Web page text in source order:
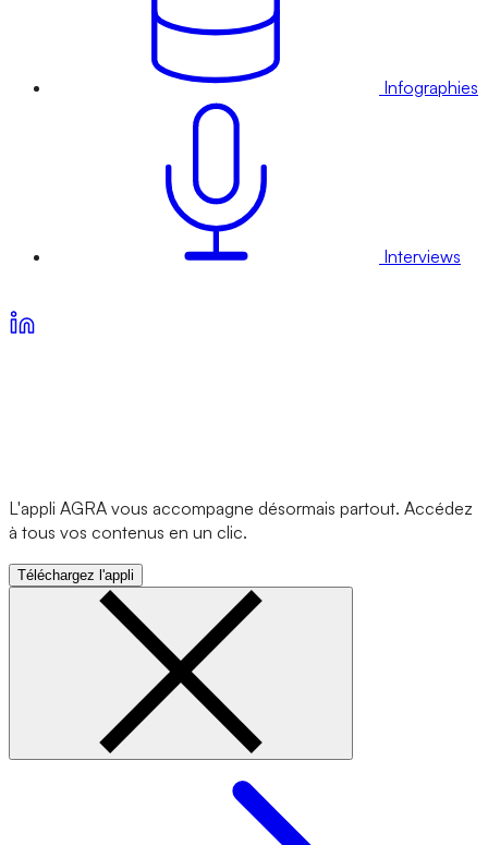
Infographies
Interviews
L'appli AGRA vous accompagne désormais partout. Accédez
à tous vos contenus en un clic.
Téléchargez l'appli